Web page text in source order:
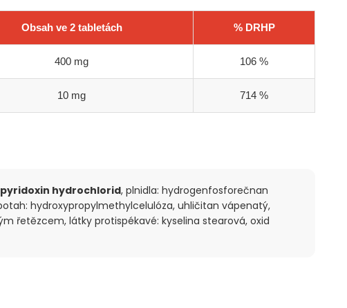
Obsah ve 2 tabletách % DRHP
400 mg 106 %
10 mg 714 %
pyridoxin hydrochlorid, plnidla: hydrogenfosforečnan
hydroxypropylmethylcelulóza, uhličitan vápenatý,
řetězcem, látky protispékavé: kyselina stearová, oxid